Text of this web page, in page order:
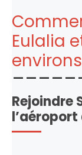
Eulalia
environs
Rejoindre
l’aéroport